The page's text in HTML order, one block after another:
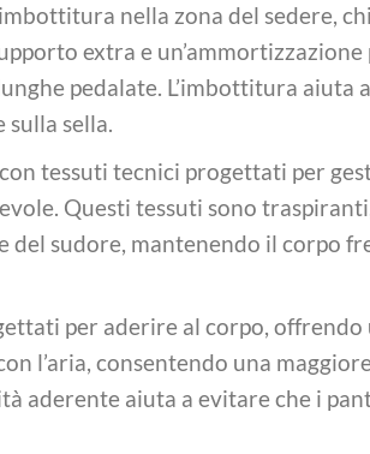
nella zona del sedere,
extra e un’ammortizzazione
pedalate. L’imbottitura aiuta
sella.
tessuti tecnici progettati per
Questi tessuti sono
del sudore, mantenendo il corpo
per aderire al corpo, offrendo
l’aria, consentendo una maggiore
aderente aiuta a evitare che i